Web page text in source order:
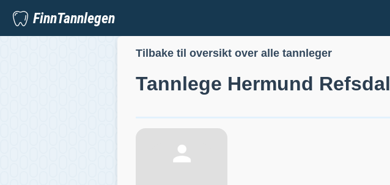
FinnTannlegen
Tilbake til oversikt over alle tannleger
Tannlege Hermund Refsdal